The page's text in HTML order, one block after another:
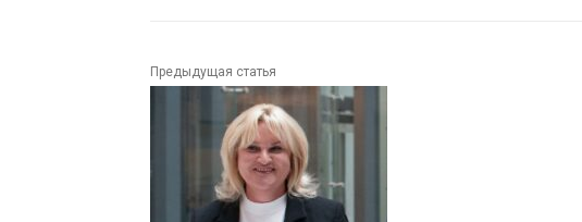
Предыдущая статья